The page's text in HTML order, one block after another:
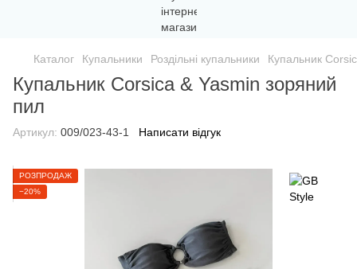
Каталог Купальники Роздільні купальники Купальник
Купальник Corsica & Yasmin зоряний
пил
Артикул: 009/023-43-1 Написати відгук
РОЗПРОДАЖ
−20%